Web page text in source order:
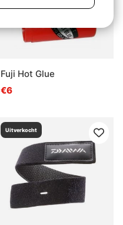
Fuji Hot Glue
€6
Uitverkocht